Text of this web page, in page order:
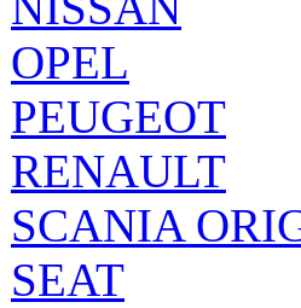
OPEL
PEUGEOT
RENAULT
SCANIA
SEAT